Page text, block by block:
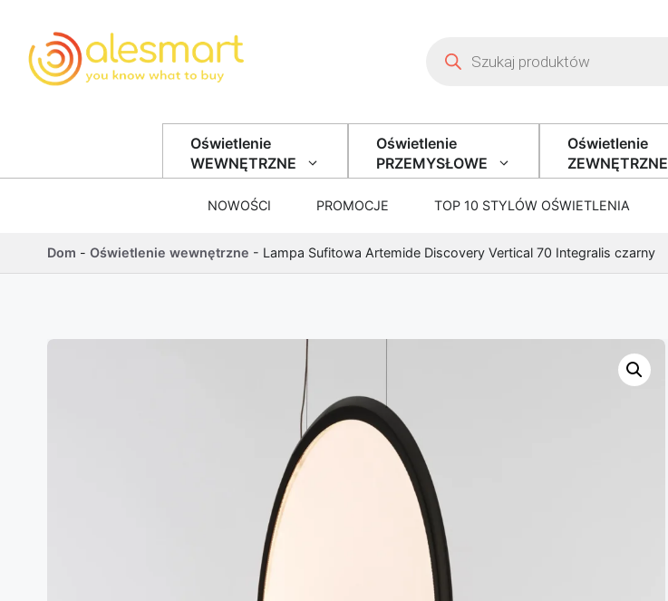
Oświetlenie
WEWNĘTRZNE
Oświetlenie
PRZEMYSŁOWE
Oświetlenie
ZEWNĘTRZNE
NOWOŚCI PROMOCJE TOP 10 STYLÓW OŚWIETLENIA
Dom - Oświetlenie wewnętrzne - Lampa Sufitowa Artemide Discovery Vertical 70 Integralis czarny